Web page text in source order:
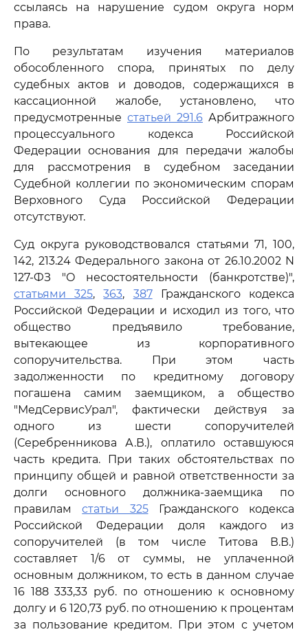
ссылаясь на нарушение судом округа норм
права.
По результатам изучения материалов
обособленного спора, принятых по делу
судебных актов и доводов, содержащихся в
кассационной жалобе, установлено, что
предусмотренные статьей 291.6 Арбитражного
процессуального кодекса Российской
Федерации основания для передачи жалобы
для рассмотрения в судебном заседании
Судебной коллегии по экономическим спорам
Верховного Суда Российской Федерации
отсутствуют.
Суд округа руководствовался статьями 71, 100,
142, 213.24 Федерального закона от 26.10.2002 N
127-ФЗ "О несостоятельности (банкротстве)",
статьями 325,363, 387Гражданского кодекса
Российской Федерации и исходил из того, что
общество предъявило требование,
вытекающее из корпоративного
сопоручительства. При этом часть
задолженности по кредитному договору
погашена самим заемщиком, а общество
"МедСервисУрал", фактически действуя за
одного из шести сопоручителей
(Серебренникова А.В.), оплатило оставшуюся
часть кредита. При таких обстоятельствах по
принципу общей и равной ответственности за
долги основного должника-заемщика по
правиламстатьи 325Гражданского кодекса
Российской Федерации доля каждого из
сопоручителей (в том числе Титова В.В.)
составляет 1/6 от суммы, не уплаченной
основным должником, то есть в данном случае
16 188 333,33 руб. по отношению к основному
долгу и 6 120,73 руб. по отношению к процентам
за пользование кредитом. При этом с учетом